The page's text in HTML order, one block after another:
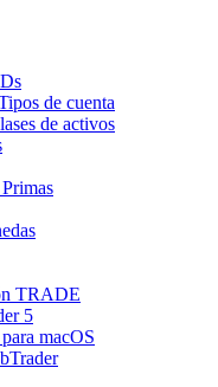
de cuenta
de activos
TRADE
5
macOS